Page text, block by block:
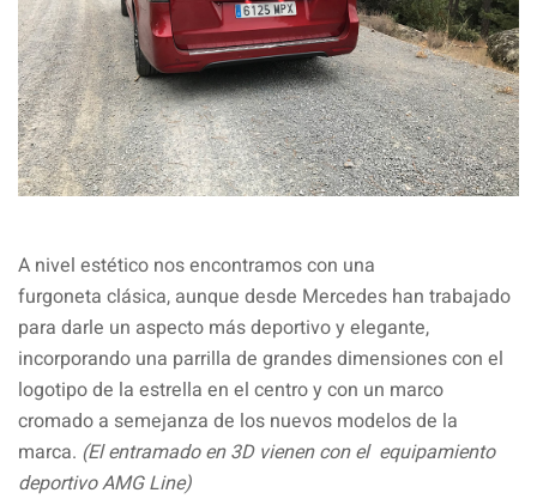
A nivel estético nos encontramos con una
furgoneta clásica, aunque desde Mercedes han trabajado
para darle un aspecto más deportivo y elegante,
incorporando una parrilla de grandes dimensiones con el
logotipo de la estrella en el centro y con un marco
cromado a semejanza de los nuevos modelos de la
marca. (El entramado en 3D vienen con el equipamiento
deportivo AMG Line)